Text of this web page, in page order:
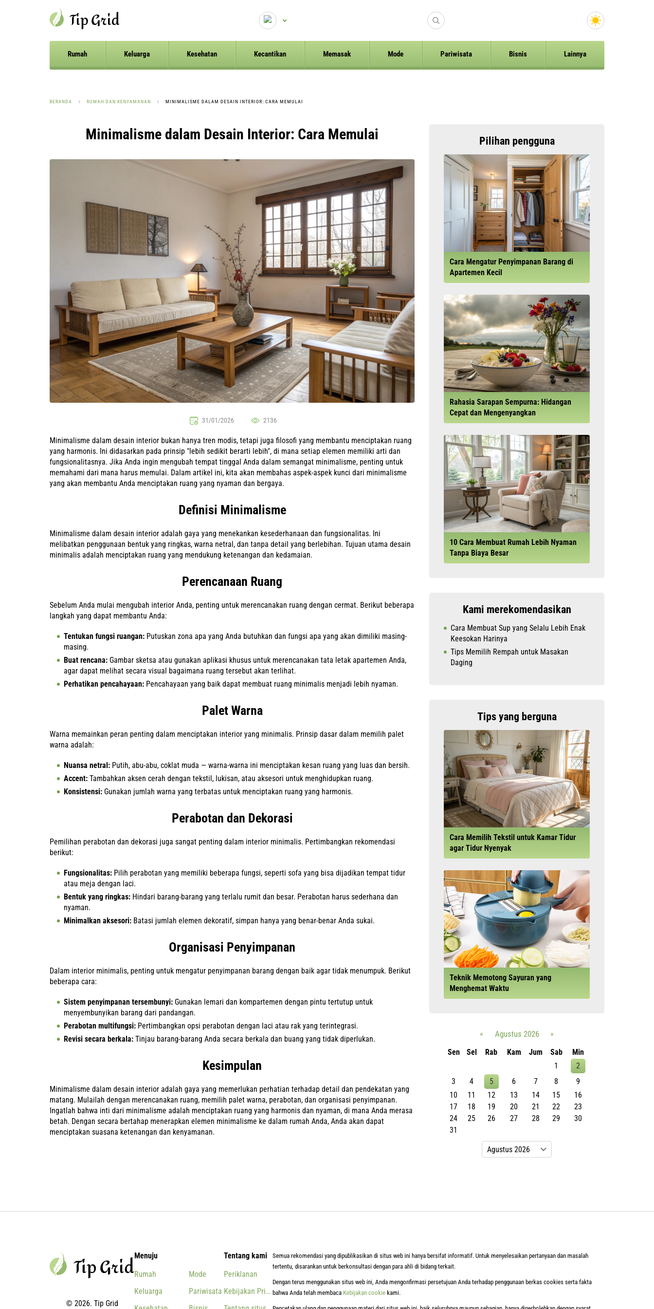
Rumah Keluarga Kesehatan Kecantikan Memasak Mode Pariwisata Bisnis Lainnya
BERANDA RUMAH DAN KENYAMANAN MINIMALISME DALAM DESAIN INTERIOR: CARA MEMULAI
Minimalisme dalam Desain Interior: Cara Memulai
31/01/2026 2136
Minimalisme dalam desain interior bukan hanya tren modis, tetapi juga filosofi yang membantu menciptakan ruang
yang harmonis. Ini didasarkan pada prinsip "lebih sedikit berarti lebih", di mana setiap elemen memiliki arti dan
fungsionalitasnya. Jika Anda ingin mengubah tempat tinggal Anda dalam semangat minimalisme, penting untuk
memahami dari mana harus memulai. Dalam artikel ini, kita akan membahas aspek-aspek kunci dari minimalisme
yang akan membantu Anda menciptakan ruang yang nyaman dan bergaya.
Definisi Minimalisme
Minimalisme dalam desain interior adalah gaya yang menekankan kesederhanaan dan fungsionalitas. Ini
melibatkan penggunaan bentuk yang ringkas, warna netral, dan tanpa detail yang berlebihan. Tujuan utama desain
minimalis adalah menciptakan ruang yang mendukung ketenangan dan kedamaian.
Perencanaan Ruang
Sebelum Anda mulai mengubah interior Anda, penting untuk merencanakan ruang dengan cermat. Berikut beberapa
langkah yang dapat membantu Anda:
Tentukan fungsi ruangan: Putuskan zona apa yang Anda butuhkan dan fungsi apa yang akan dimiliki masing-
masing.
Buat rencana: Gambar sketsa atau gunakan aplikasi khusus untuk merencanakan tata letak apartemen Anda,
agar dapat melihat secara visual bagaimana ruang tersebut akan terlihat.
Perhatikan pencahayaan: Pencahayaan yang baik dapat membuat ruang minimalis menjadi lebih nyaman.
Palet Warna
Warna memainkan peran penting dalam menciptakan interior yang minimalis. Prinsip dasar dalam memilih palet
warna adalah:
Nuansa netral: Putih, abu-abu, coklat muda — warna-warna ini menciptakan kesan ruang yang luas dan bersih.
Accent: Tambahkan aksen cerah dengan tekstil, lukisan, atau aksesori untuk menghidupkan ruang.
Konsistensi: Gunakan jumlah warna yang terbatas untuk menciptakan ruang yang harmonis.
Perabotan dan Dekorasi
Pemilihan perabotan dan dekorasi juga sangat penting dalam interior minimalis. Pertimbangkan rekomendasi
berikut:
Fungsionalitas: Pilih perabotan yang memiliki beberapa fungsi, seperti sofa yang bisa dijadikan tempat tidur
atau meja dengan laci.
Bentuk yang ringkas: Hindari barang-barang yang terlalu rumit dan besar. Perabotan harus sederhana dan
nyaman.
Minimalkan aksesori: Batasi jumlah elemen dekoratif, simpan hanya yang benar-benar Anda sukai.
Organisasi Penyimpanan
Dalam interior minimalis, penting untuk mengatur penyimpanan barang dengan baik agar tidak menumpuk. Berikut
beberapa cara:
Sistem penyimpanan tersembunyi: Gunakan lemari dan kompartemen dengan pintu tertutup untuk
menyembunyikan barang dari pandangan.
Perabotan multifungsi: Pertimbangkan opsi perabotan dengan laci atau rak yang terintegrasi.
Revisi secara berkala: Tinjau barang-barang Anda secara berkala dan buang yang tidak diperlukan.
Kesimpulan
Minimalisme dalam desain interior adalah gaya yang memerlukan perhatian terhadap detail dan pendekatan yang
matang. Mulailah dengan merencanakan ruang, memilih palet warna, perabotan, dan organisasi penyimpanan.
Ingatlah bahwa inti dari minimalisme adalah menciptakan ruang yang harmonis dan nyaman, di mana Anda merasa
betah. Dengan secara bertahap menerapkan elemen minimalisme ke dalam rumah Anda, Anda akan dapat
menciptakan suasana ketenangan dan kenyamanan.
Pilihan pengguna
Cara Mengatur Penyimpanan Barang di
Apartemen Kecil
Rahasia Sarapan Sempurna: Hidangan
Cepat dan Mengenyangkan
10 Cara Membuat Rumah Lebih Nyaman
Tanpa Biaya Besar
Kami merekomendasikan
Cara Membuat Sup yang Selalu Lebih Enak
Keesokan Harinya
Tips Memilih Rempah untuk Masakan
Daging
Tips yang berguna
Cara Memilih Tekstil untuk Kamar Tidur
agar Tidur Nyenyak
Teknik Memotong Sayuran yang
Menghemat Waktu
« Agustus 2026
»
Sen
Sel Rab Kam Jum Sab
Min
1
2
3
4 5 6 7 8
9
10
11 12 13 14 15
16
17
18 19 20 21 22
23
24
25 26 27 28 29
30
31
© 2026. Tip Grid
Menuju
Rumah
Keluarga
Mode
Pariwisata
Tentang kami
Periklanan
Kebijakan Privasi
Semua rekomendasi yang dipublikasikan di situs web ini hanya bersifat informatif. Untuk menyelesaikan pertanyaan dan masalah
tertentu, disarankan untuk berkonsultasi dengan para ahli di bidang terkait.
Dengan terus menggunakan situs web ini, Anda mengonfirmasi persetujuan Anda terhadap penggunaan berkas cookies serta fakta
bahwa Anda telah membaca Kebijakan cookie kami.